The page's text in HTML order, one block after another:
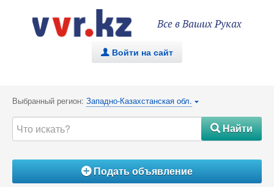
Все в Ваших Руках
. Войти на сайт
Выбранный регион: Западно-Казахстанская обл. {
#Найти
ÁПодать объявление